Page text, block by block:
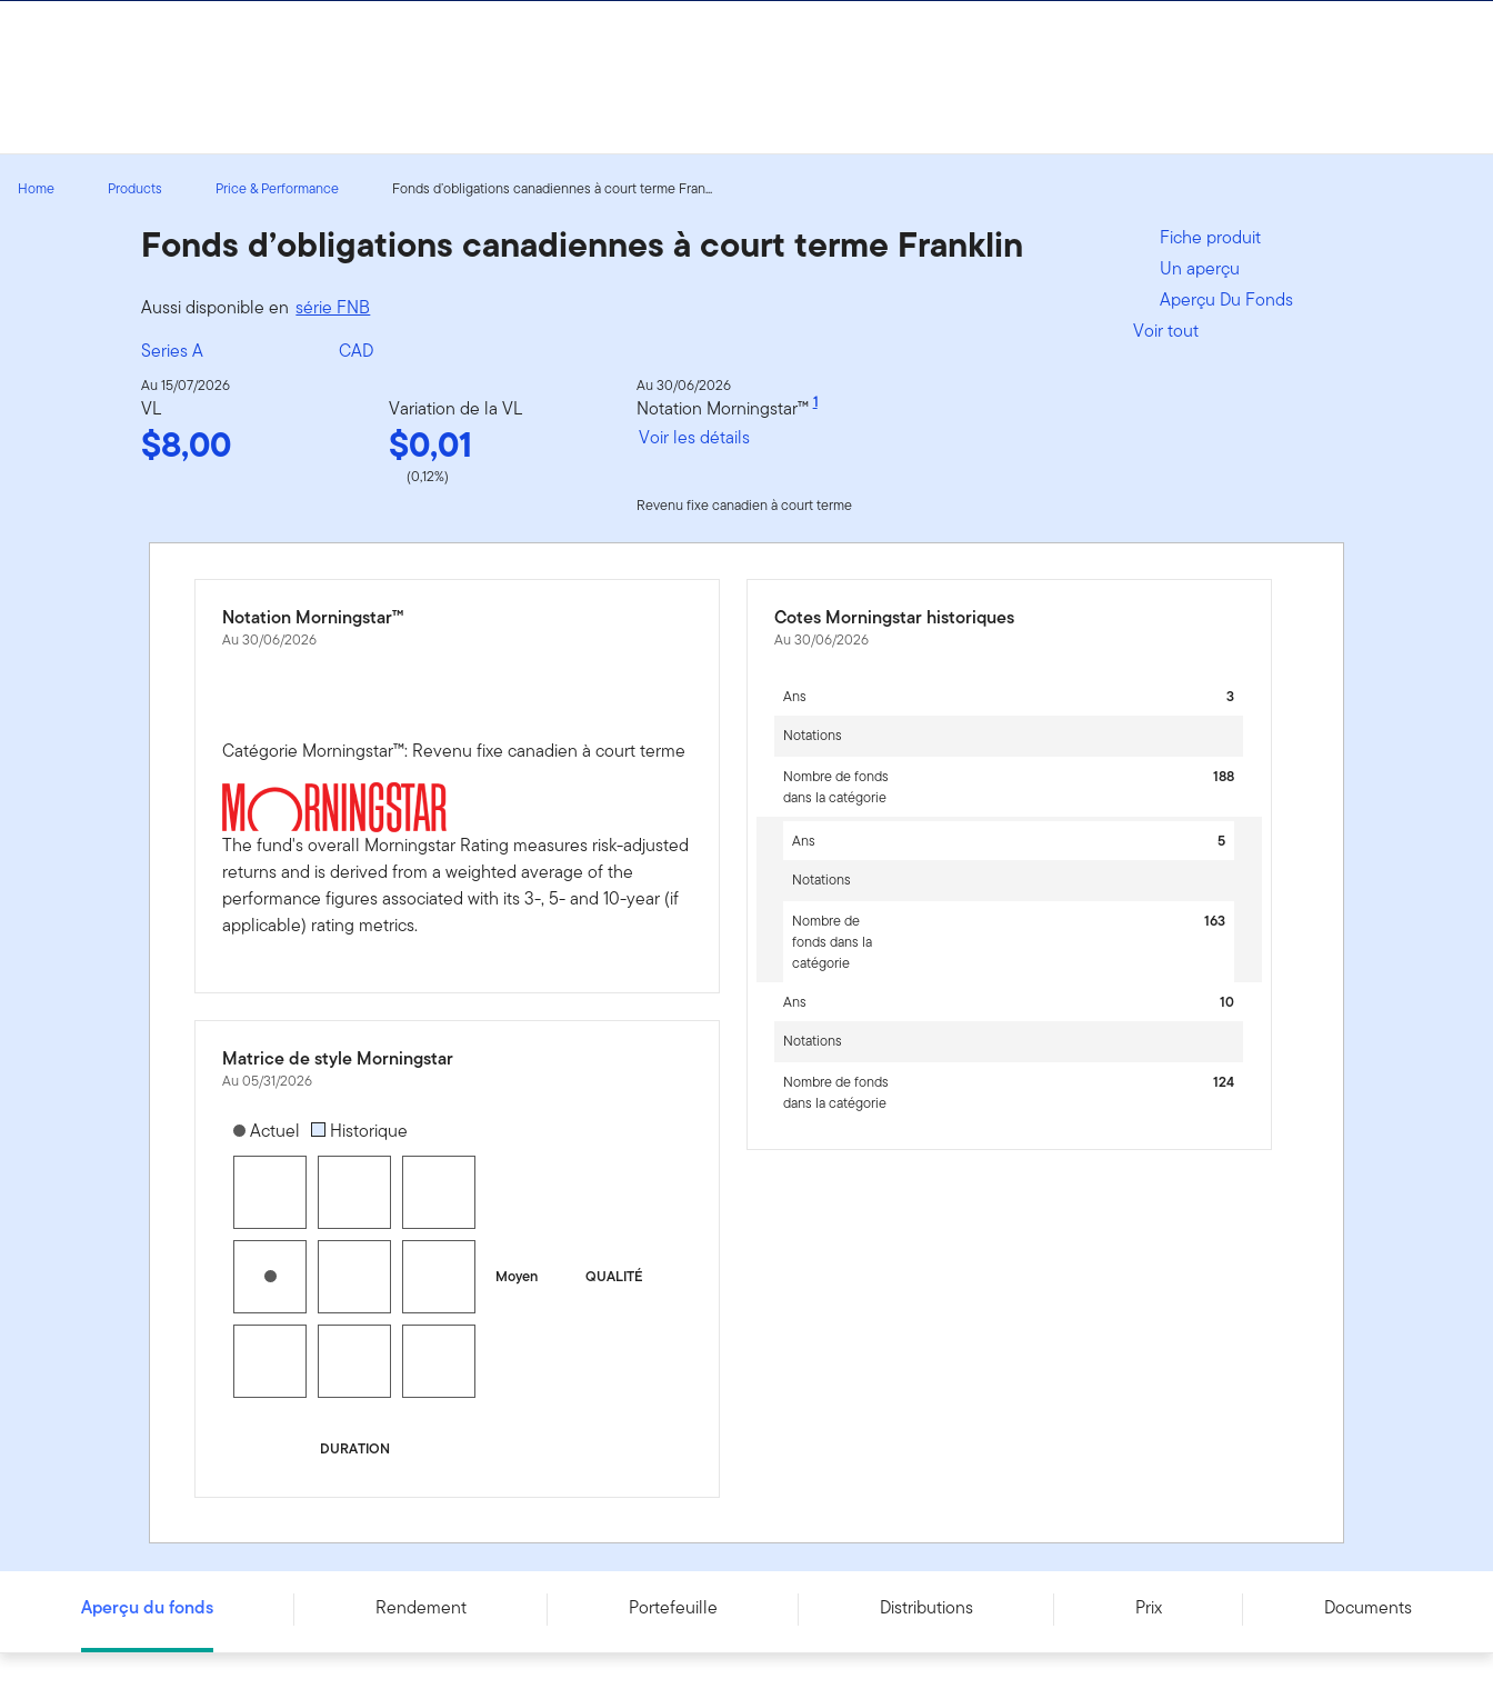
Home Products Price & Performance Fonds d’obligations canadiennes à court terme Fran...
Fonds d’obligations canadiennes à court terme Franklin
Aussi disponible en série FNB
Series A
CAD
Fiche produit
Un aperçu
Aperçu Du Fonds
Voir tout
Au 15/07/2026
VL
$8,00
Variation de la VL
$0,01
(0,12%)
Au 30/06/2026
Notation Morningstar™1
Voir les détails
Revenu fixe canadien à court terme
Notation Morningstar™
Au 30/06/2026
Catégorie Morningstar™: Revenu fixe canadien à court terme
The fund's overall Morningstar Rating measures risk-adjusted
returns and is derived from a weighted average of the
performance figures associated with its 3-, 5- and 10-year (if
applicable) rating metrics.
Matrice de style Morningstar
Au 05/31/2026
[products.morningstar-stylebox-title-sr-fixed]
Actuel Historique
QUALITÉ
Moyen
DURATION
Cotes Morningstar historiques
Au 30/06/2026
Ans
3
Notations
Nombre de fonds
dans la catégorie
188
Ans
5
Notations
Nombre de
fonds dans la
catégorie
163
Ans
10
Notations
Nombre de fonds
dans la catégorie
124
Fonds d’obligations canadiennes à court terme Franklin - Series A
Aperçu du fonds Rendement Portefeuille Distributions Prix Documents